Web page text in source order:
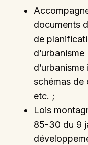
documents
de
schémas de
etc. ;
Lois
85-30 du 9